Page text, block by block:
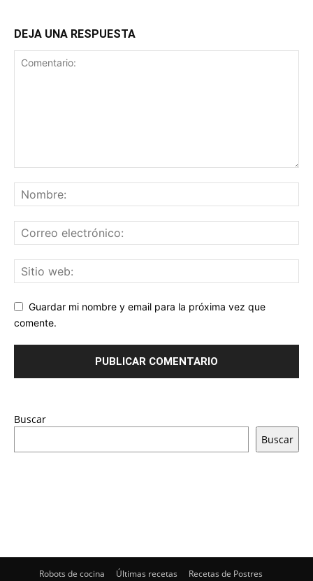
DEJA UNA RESPUESTA
Guardar mi nombre y email para la próxima vez que
comente.
Buscar
Buscar
Robots de cocina Últimas recetas Recetas de Postres